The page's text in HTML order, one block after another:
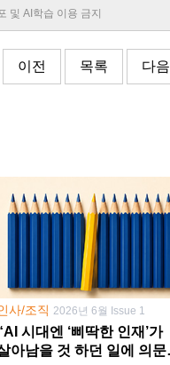
및 AI학습 이용 금지
이전 목록 다음
사/조직 2026년 6월 Issue 1
시대엔 ‘삐딱한 인재’가
아남을 것 하던 일에 의문